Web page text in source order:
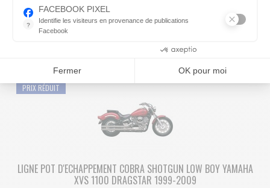
votre moto custom HONDA VT 1100 C SHADOW SPIRIT
665,10 € 739.00 € -10%
PRIX RÉDUIT
LIGNE POT D'ECHAPPEMENT COBRA SHOTGUN LOW BOY YAMAHA
XVS 1100 DRAGSTAR 1999-2009
?
FACEBOOK PIXEL
Identifie les visiteurs en provenance de publications
Facebook
Fermer OK pour moi